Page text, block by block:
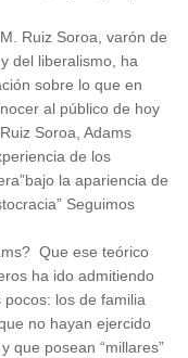
Ruiz Soroa, varón de
del liberalismo, ha
sobre lo que en
al público de hoy
Soroa, Adams
de los
la apariencia de
Seguimos
Que ese teórico
ha ido admitiendo
los de familia
no hayan ejercido
que posean “millares”